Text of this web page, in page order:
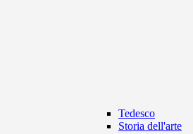
Tedesco
Storia dell'arte